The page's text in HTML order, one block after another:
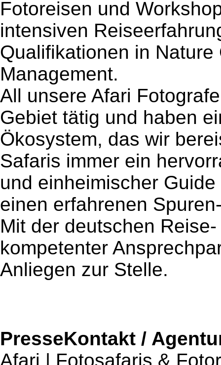
Fotoreisen und
intensiven
Qualifikationen in
Management.
All unsere Afari
Gebiet tätig und haben
Ökosystem, das wir
Safaris immer ein
und einheimischer
einen erfahrenen
Mit der deutschen
kompetenter
Anliegen zur Stelle.
PresseKontakt /
Afari | Fotosafaris &